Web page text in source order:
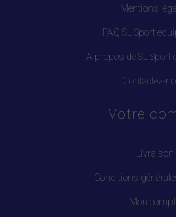
Mentions
FAQ SL Sport
A propos de SL Sport
Contactez-
Votre
Livraison
Conditions
Mon